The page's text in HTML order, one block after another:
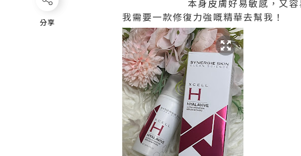
分享
本身皮膚好易敏感，又
我需要一款修復力強嘅精華去幫我！
分享